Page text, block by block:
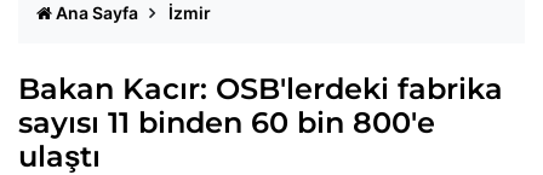
Ana Sayfa İzmir
Bakan Kacır: OSB'lerdeki fabrika
sayısı 11 binden 60 bin 800'e
ulaştı